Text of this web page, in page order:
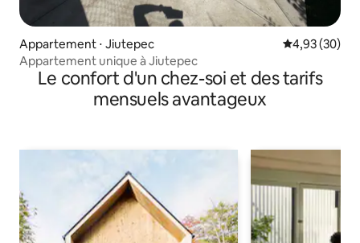
Appartement ⋅ Jiutepec Évaluation
4,93 (30)
Appartement unique à Jiutepec
Le confort d'un chez-soi et des tarifs
mensuels avantageux